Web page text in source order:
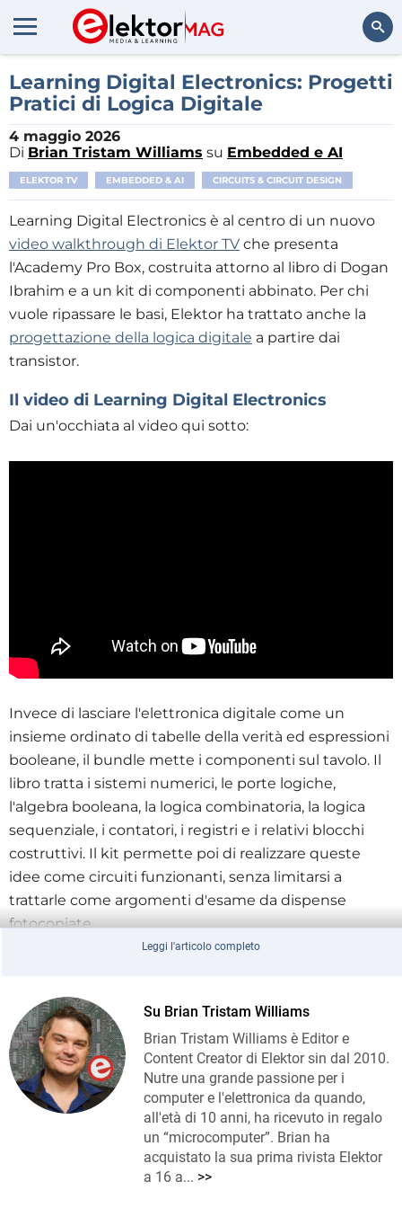
Cerca
Learning Digital Electronics: Progetti
Pratici di Logica Digitale
4 maggio 2026
Di Brian Tristam Williams su Embedded e AI
ELEKTOR TV EMBEDDED & AI CIRCUITS & CIRCUIT DESIGN
Learning Digital Electronics è al centro di un nuovo
video walkthrough di Elektor TV che presenta
l'Academy Pro Box, costruita attorno al libro di Dogan
Ibrahim e a un kit di componenti abbinato. Per chi
vuole ripassare le basi, Elektor ha trattato anche la
progettazione della logica digitale a partire dai
transistor.
Il video di Learning Digital Electronics
Dai un'occhiata al video qui sotto:
Invece di lasciare l'elettronica digitale come un
insieme ordinato di tabelle della verità ed espressioni
booleane, il bundle mette i componenti sul tavolo. Il
libro tratta i sistemi numerici, le porte logiche,
l'algebra booleana, la logica combinatoria, la logica
sequenziale, i contatori, i registri e i relativi blocchi
costruttivi. Il kit permette poi di realizzare queste
idee come circuiti funzionanti, senza limitarsi a
trattarle come argomenti d'esame da dispense
fotocopiate.
sviluppato per i progetti. La selezione di componenti
comprende IC logici 74HC, un timer 555, un
contatore, un registro a scorrimento, un decoder per
display a sette segmenti, un flip-flop JK, LED, resistori,
condensatori, pulsanti, un buzzer, una breadboard,
cavi jumper e un portabatterie.
I progetti avanzano dai circuiti logici di base verso
sistemi digitali più complessi, tra cui lucchetti digitali,
Leggi l'articolo completo
Su Brian Tristam Williams
Brian Tristam Williams è Editor e
Content Creator di Elektor sin dal 2010.
Nutre una grande passione per i
computer e l'elettronica da quando,
all'età di 10 anni, ha ricevuto in regalo
un “microcomputer”. Brian ha
acquistato la sua prima rivista Elektor
a 16 a... >>